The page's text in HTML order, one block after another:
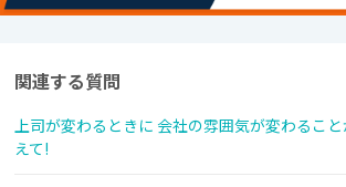
関連する質問
上司が変わるときに 会社の雰囲気が変わるこ
えて!